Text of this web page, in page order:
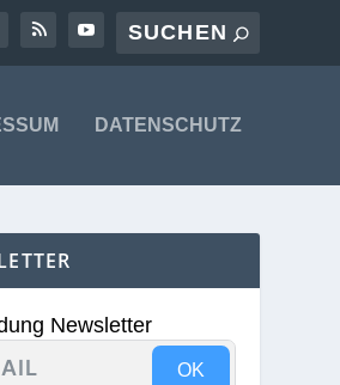
DATENSCHUTZ
Newsletter
OK